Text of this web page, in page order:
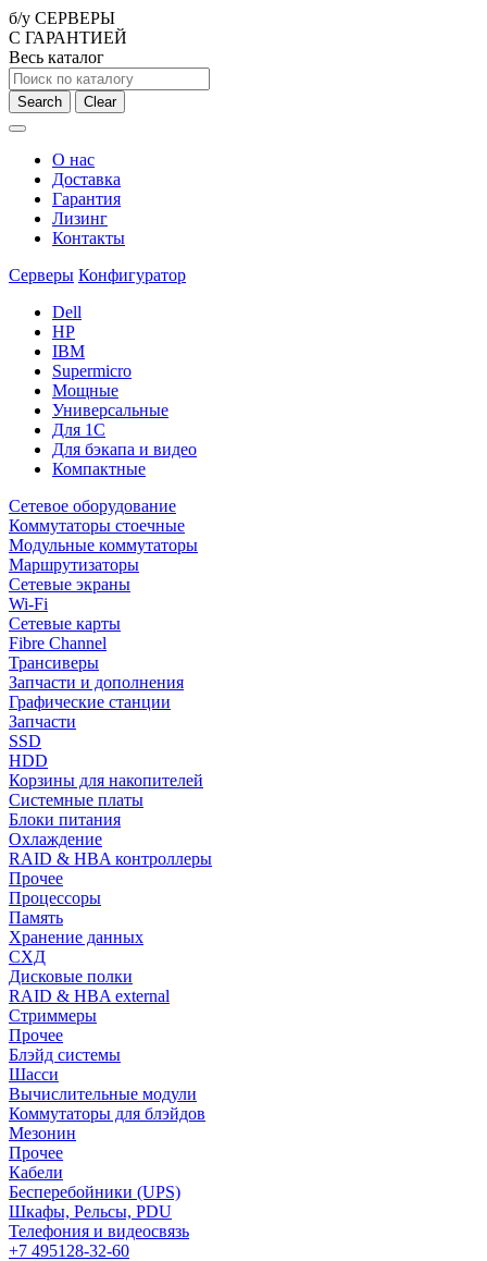
б/у СЕРВЕРЫ
С ГАРАНТИЕЙ
Весь каталог
Search Clear
О нас
Доставка
Гарантия
Лизинг
Контакты
Серверы Конфигуратор
Dell
HP
IBM
Supermicro
Мощные
Универсальные
Для 1С
Для бэкапа и видео
Компактные
Сетевое оборудование
Коммутаторы стоечные
Модульные коммутаторы
Маршрутизаторы
Сетевые экраны
Wi-Fi
Сетевые карты
Fibre Channel
Трансиверы
Запчасти и дополнения
Графические станции
Запчасти
SSD
HDD
Корзины для накопителей
Системные платы
Блоки питания
Охлаждение
RAID & HBA контроллеры
Прочее
Процессоры
Память
Хранение данных
СХД
Дисковые полки
RAID & HBA external
Стриммеры
Прочее
Блэйд системы
Шасси
Вычислительные модули
Коммутаторы для блэйдов
Мезонин
Прочее
Кабели
Бесперебойники (UPS)
Шкафы, Рельсы, PDU
Телефония и видеосвязь
+7 495128-32-60